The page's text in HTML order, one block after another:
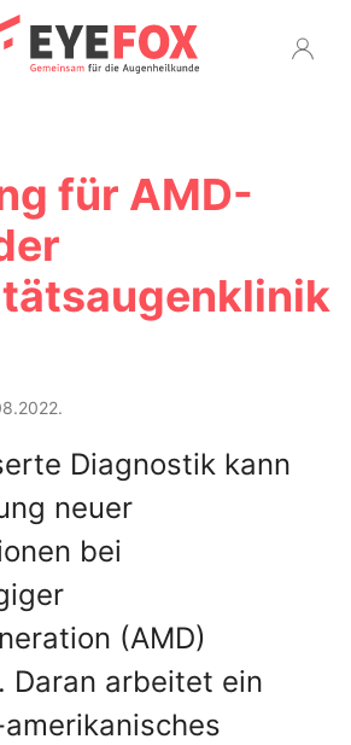
für AMD-
Diagnostik kann
neuer
bei
(AMD)
Daran arbeitet ein